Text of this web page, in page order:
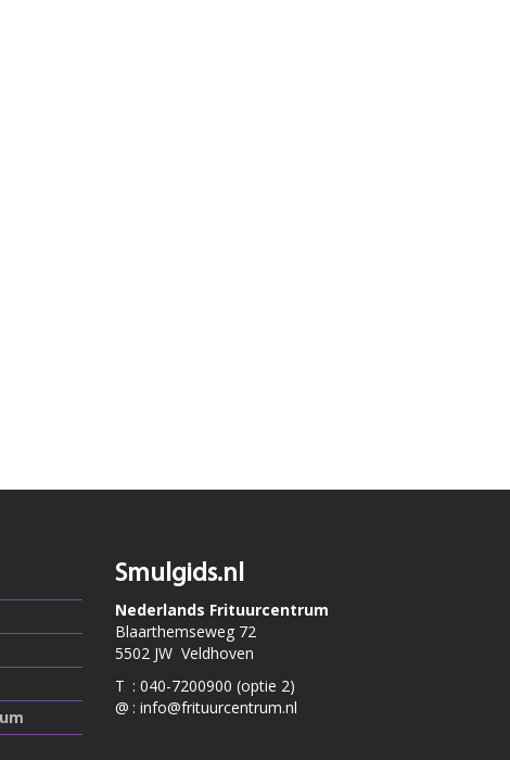
Smulgids.nl
Nederlands Frituurcentrum
Blaarthemseweg 72
5502 JW Veldhoven
T : 040-7200900 (optie 2)
@ : info@frituurcentrum.nl